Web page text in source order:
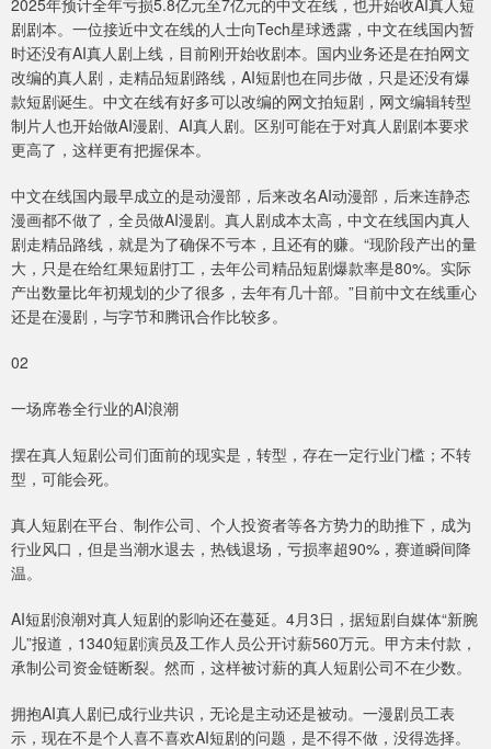
剧剧本。一位接近中文在线的人士向Tech星球透露，中文在线国内暂
时还没有AI真人剧上线，目前刚开始收剧本。国内业务还是在拍网文
改编的真人剧，走精品短剧路线，AI短剧也在同步做，只是还没有爆
款短剧诞生。中文在线有好多可以改编的网文拍短剧，网文编辑转型
制片人也开始做AI漫剧、AI真人剧。区别可能在于对真人剧剧本要求
更高了，这样更有把握保本。
中文在线国内最早成立的是动漫部，后来改名AI动漫部，后来连静态
漫画都不做了，全员做AI漫剧。真人剧成本太高，中文在线国内真人
剧走精品路线，就是为了确保不亏本，且还有的赚。“现阶段产出的量
大，只是在给红果短剧打工，去年公司精品短剧爆款率是80%。实际
产出数量比年初规划的少了很多，去年有几十部。”目前中文在线重心
还是在漫剧，与字节和腾讯合作比较多。
02
一场席卷全行业的AI浪潮
摆在真人短剧公司们面前的现实是，转型，存在一定行业门槛；不转
型，可能会死。
真人短剧在平台、制作公司、个人投资者等各方势力的助推下，成为
行业风口，但是当潮水退去，热钱退场，亏损率超90%，赛道瞬间降
温。
AI短剧浪潮对真人短剧的影响还在蔓延。4月3日，据短剧自媒体“新腕
儿”报道，1340短剧演员及工作人员公开讨薪560万元。甲方未付款，
承制公司资金链断裂。然而，这样被讨薪的真人短剧公司不在少数。
拥抱AI真人剧已成行业共识，无论是主动还是被动。一漫剧员工表
示，现在不是个人喜不喜欢AI短剧的问题，是不得不做，没得选择。